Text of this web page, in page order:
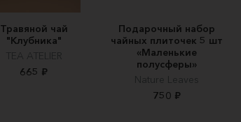
Травяной чай
"Клубника"
TEA ATELIER
665 ₽
Подарочный набор
чайных плиточек 5 шт
«Маленькие
полусферы»
Nature Leaves
750 ₽